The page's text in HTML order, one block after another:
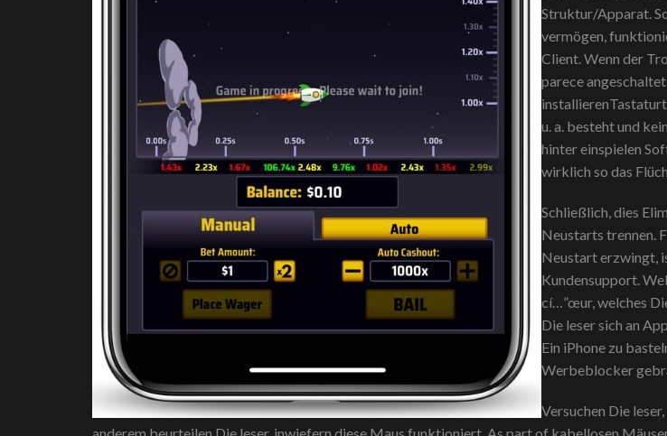
Struktur/Apparat.
vermögen,
Client. Wenn der
parece
u. a. besteht und
hinter einspielen
wirklich so das
Schließlich, dies
Neustarts trennen.
Neustart erzwingt,
Kundensupport.
cí…”œur, welches
Die leser sich an
Ein iPhone zu
Werbeblocker
Versuchen Die
anderem beurteilen Die leser, inwiefern diese Maus funktioniert. As part of kabellosen